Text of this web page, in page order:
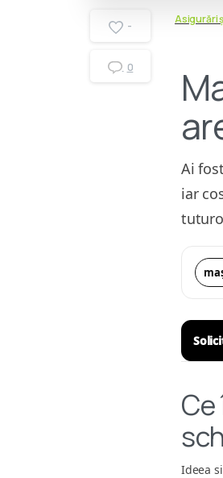
-
0
Asigurări
Ai
iar
Ce
Ideea